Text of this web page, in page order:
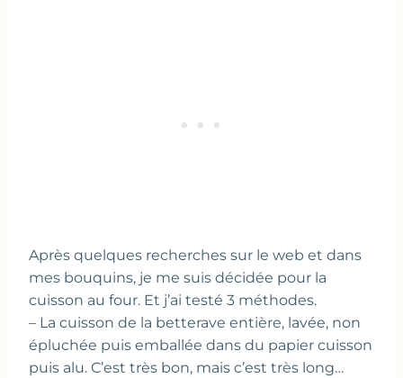
Après quelques recherches sur le web et dans
mes bouquins, je me suis décidée pour la
cuisson au four. Et j’ai testé 3 méthodes.
– La cuisson de la betterave entière, lavée, non
épluchée puis emballée dans du papier cuisson
puis alu. C’est très bon, mais c’est très long…